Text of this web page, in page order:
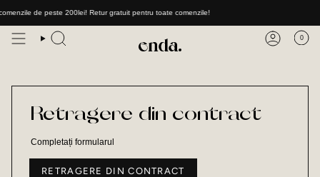
la
conținut
de peste 200lei! Retur gratuit pentru toate comenzile!
Căutare Cont 0
Retragere din contract
Completați formularul
RETRAGERE DIN CONTRACT